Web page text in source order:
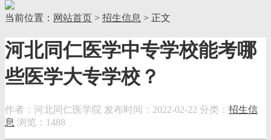
当前位置： 网站首页 > 招生信息 > 正文
河北同仁医学中专学校能考哪
些医学大专学校？
作者：河北同仁医学院 发布时间：2022-02-22 分类： 招生信
息 浏览：1488